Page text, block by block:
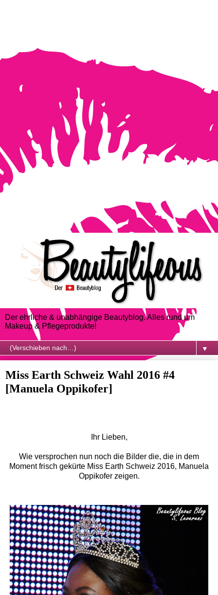
Der ehrliche & unabhängige Beautyblog. Alles rund um
Makeup & Pflegeprodukte!
▼
Miss Earth Schweiz Wahl 2016 #4
[Manuela Oppikofer]
Ihr Lieben,
Wie versprochen nun noch die Bilder die, die in dem
Moment frisch gekürte Miss Earth Schweiz 2016, Manuela
Oppikofer zeigen.